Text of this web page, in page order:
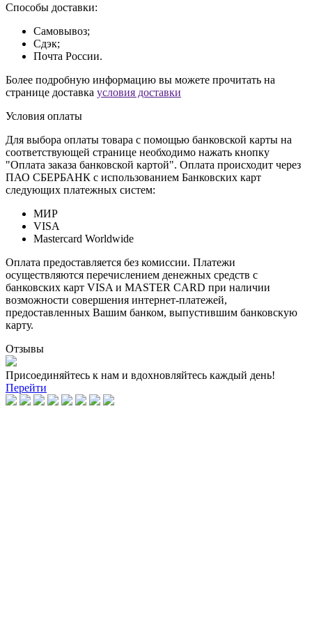
Способы доставки:
Самовывоз;
Сдэк;
Почта России.
Более подробную информацию вы можете прочитать на
странице доставка условия доставки
Условия оплаты
Для выбора оплаты товара с помощью банковской карты на
соответствующей странице необходимо нажать кнопку
"Оплата заказа банковской картой". Оплата происходит через
ПАО СБЕРБАНК с использованием Банковских карт
следующих платежных систем:
МИР
VISA
Mastercard Worldwide
Оплата предоставляется без комиссии. Платежи
осуществляются перечислением денежных средств с
банковских карт VISA и MASTER CARD при наличии
возможности совершения интернет-платежей,
предоставленных Вашим банком, выпустившим банковскую
карту.
Отзывы
Присоединяйтесь к нам и вдохновляйтесь каждый день!
Перейти